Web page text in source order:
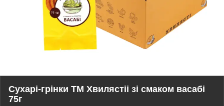
Сухарі-грінки ТМ Хвилястіі зі смаком васабі
75г